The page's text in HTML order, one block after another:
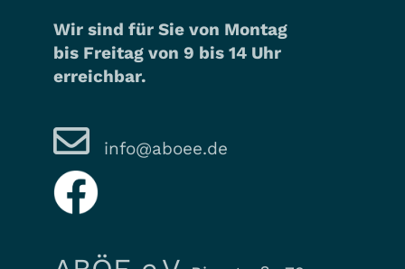
Wir sind für Sie von Montag
bis Freitag von 9 bis 14 Uhr
erreichbar.
info@aboee.de